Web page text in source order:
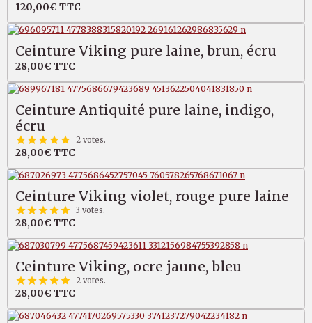
120,00€ TTC
Ceinture Viking pure laine, brun, écru
28,00€ TTC
Ceinture Antiquité pure laine, indigo,
écru
2 votes.
28,00€ TTC
Ceinture Viking violet, rouge pure laine
3 votes.
28,00€ TTC
Ceinture Viking, ocre jaune, bleu
2 votes.
28,00€ TTC